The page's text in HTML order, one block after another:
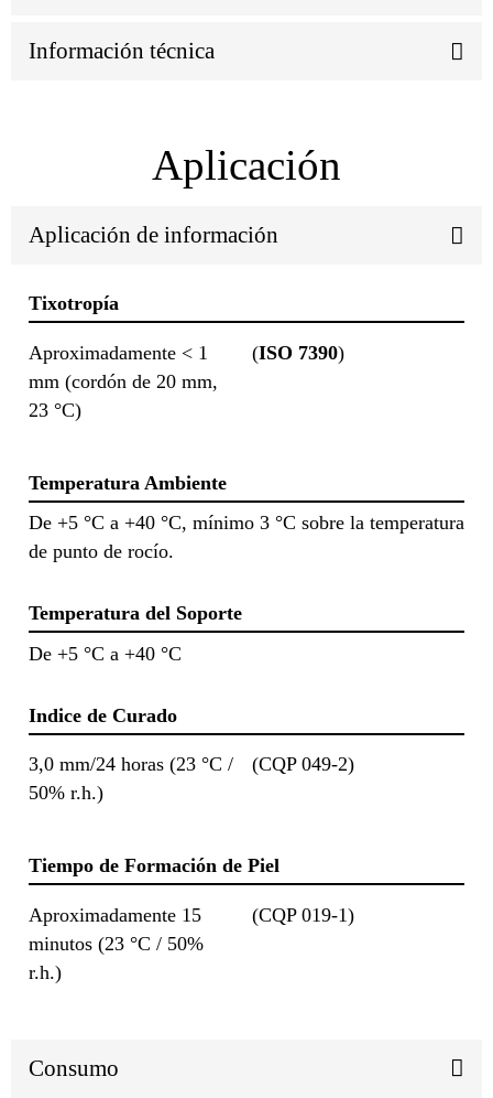
Información técnica
Aplicación
Aplicación de información
Tixotropía
Aproximadamente < 1
mm (cordón de 20 mm,
23 °C)
(ISO 7390)
Temperatura Ambiente
De +5 °C a +40 °C, mínimo 3 °C sobre la temperatura
de punto de rocío.
Temperatura del Soporte
De +5 °C a +40 °C
Indice de Curado
3,0 mm/24 horas (23 °C /
50% r.h.)
(CQP 049-2)
Tiempo de Formación de Piel
Aproximadamente 15
minutos (23 °C / 50%
r.h.)
(CQP 019-1)
Consumo